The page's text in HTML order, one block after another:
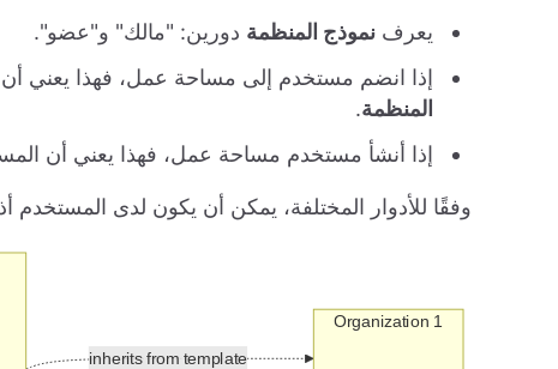
يعرف نموذج المنظمة دورين: "مالك" و"عضو".
إذا انضم مستخدم إلى مساحة عمل، فهذا يعني
المنظمة.
إذا أنشأ مستخدم مساحة عمل، فهذا يعني أن
وفقًا للأدوار المختلفة، يمكن أن يكون لدى